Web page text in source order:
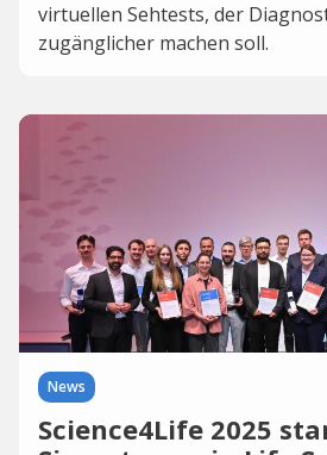
virtuellen Sehtests, der
zugänglicher machen soll.
News
Science4Life 2025